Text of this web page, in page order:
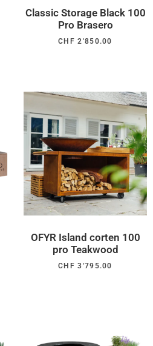
Classic Storage Black 100
Pro Brasero
CHF 2'850.00
OFYR Island corten 100
pro Teakwood
CHF 3'795.00